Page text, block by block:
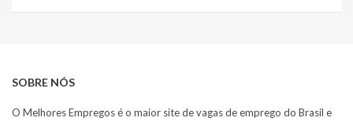
SOBRE NÓS
O Melhores Empregos é o maior site de vagas de emprego do Brasil e